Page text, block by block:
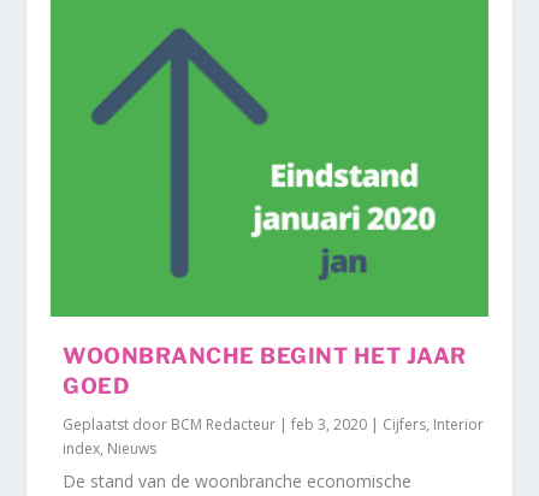
WOONBRANCHE BEGINT HET JAAR
GOED
Geplaatst door BCM Redacteur |feb 3, 2020 | Cijfers, Interior
index, Nieuws
De stand van de woonbranche economische